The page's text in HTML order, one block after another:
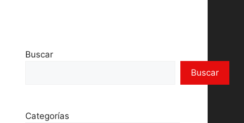
Buscar
Buscar
Categorías